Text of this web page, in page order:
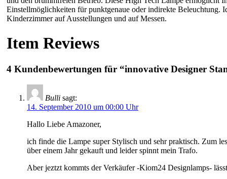
Einstellmöglichkeiten für punktgenaue oder indirekte
Kinderzimmer auf Ausstellungen und auf Messen.
Item Reviews
4 Kundenbewertungen für “innovative Designer
Bulli sagt:
14. September 2010 um 00:00 Uhr
Hallo Liebe Amazoner,
ich finde die Lampe super Stylisch und sehr praktisch. Zum
über einem Jahr gekauft und leider spinnt mein Trafo.
Aber jeztzt kommts der Verkäufer -Kiom24 Designlamps-